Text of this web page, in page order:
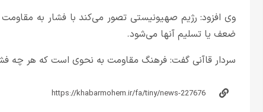
وی افزود: رژیم صهیونیستی تصور می‌کند با فشار به
ضعف یا تسلیم آنها می‌شود.
سردار قاآنی گفت: فرهنگ مقاومت به نحوی است که هر چه